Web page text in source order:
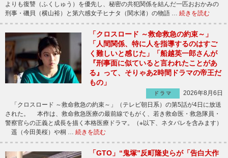
よりも復讐（ふくしゅう）を優先し、秘密の共犯関係を結んだ一匹おおかみの
刑事・磯貝（横山裕）と第六感女子ヒナタ（関水渚）の物語 … 続きを読む
「クロスロード ～救命救急の約束～」
「人間関係、特に人を指導するのはすご
く難しいと感じた」「船越英一郎さんが
『刑事面に似ていると言われたことがあ
る』って、そりゃあ2時間ドラマの帝王だ
もの」
ドラマ
2026年8月6日
「クロスロード ～救命救急の約束～」（テレビ朝日系）の第5話が4日に放送
された。 本作は、救命救急医療の最前線でもがく、若き救命医・救急隊員・
警察官らの正義と成長を描く本格医療ドラマ。（※以下、ネタバレを含みます）
遥（今田美桜）や桐 … 続きを読む
「GTO」“鬼塚”反町隆史らが「告白大作